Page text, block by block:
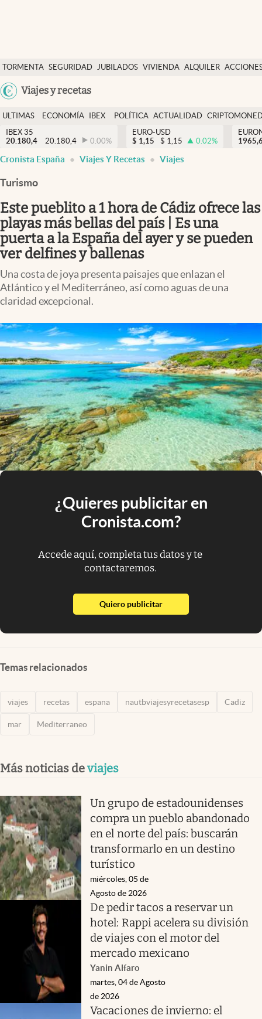
TORMENTA SEGURIDAD JUBILADOS VIVIENDA ALQUILER
USA
Viajes y recetas
Economía y finanzas
Política
Actualidad
Criptomonedas
España
ULTIMAS
NOTICIAS
ECONOMÍA
FINANZAS
IBEX
EURO
POLÍTICA ACTUALIDAD
IBEX 35
20.180,4
20.180,4 0.00%
EURO-USD
$ 1,15 $ 1,15 0.02%
Cronista España Viajes Y Recetas Viajes
Turismo
Este pueblito a 1 hora de Cádiz ofrece las
playas más bellas del país | Es una
puerta a la España del ayer y se pueden
ver delfines y ballenas
Una costa de joya presenta paisajes que enlazan el
Atlántico y el Mediterráneo, así como aguas de una
claridad excepcional.
¿Quieres publicitar en
Cronista.com?
Accede aquí, completa tus datos y te
contactaremos.
Quiero publicitarabre en nueva pestaña
Temas relacionados
viajes recetas espana nautbviajesyrecetasesp Cadiz
mar Mediterraneo
Más noticias deviajes
Un grupo de estadounidenses
compra un pueblo abandonado
en el norte del país: buscarán
transformarlo en un destino
turístico
miércoles, 05 de
Agosto de 2026
De pedir tacos a reservar un
hotel: Rappi acelera su división
de viajes con el motor del
mercado mexicano
Yanin Alfaro
martes, 04 de Agosto
de 2026
Vacaciones de invierno: el